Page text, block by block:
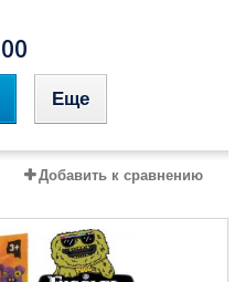
Еще
Добавить к сравнению